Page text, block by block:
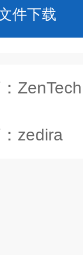
件下载
ZenTech
zedira